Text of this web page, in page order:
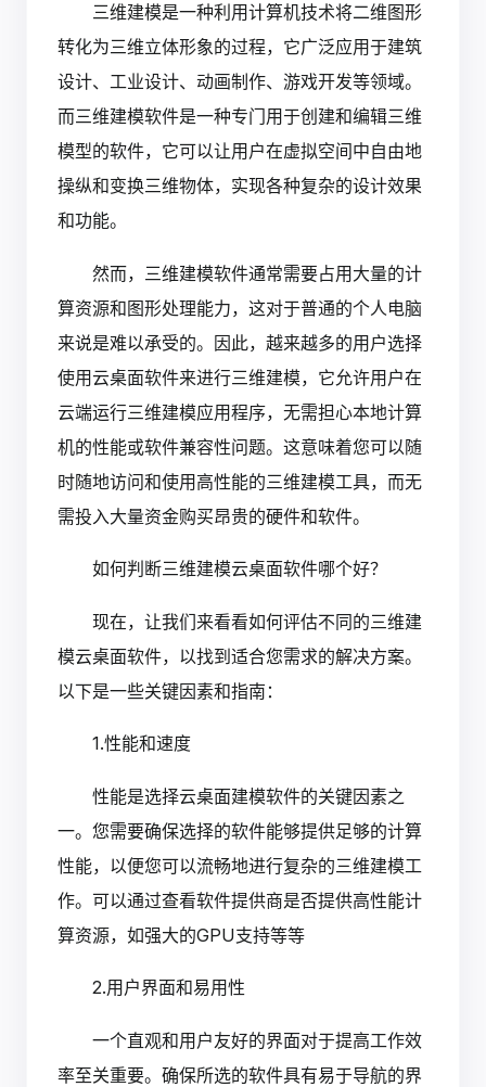
三维建模是一种利用计算机技术将二维图形
转化为三维立体形象的过程，它广泛应用于建筑
设计、工业设计、动画制作、游戏开发等领域。
而三维建模软件是一种专门用于创建和编辑三维
模型的软件，它可以让用户在虚拟空间中自由地
操纵和变换三维物体，实现各种复杂的设计效果
和功能。
然而，三维建模软件通常需要占用大量的计
算资源和图形处理能力，这对于普通的个人电脑
来说是难以承受的。因此，越来越多的用户选择
使用云桌面软件来进行三维建模，它允许用户在
云端运行三维建模应用程序，无需担心本地计算
机的性能或软件兼容性问题。这意味着您可以随
时随地访问和使用高性能的三维建模工具，而无
需投入大量资金购买昂贵的硬件和软件。
如何判断三维建模云桌面软件哪个好？
现在，让我们来看看如何评估不同的三维建
模云桌面软件，以找到适合您需求的解决方案。
以下是一些关键因素和指南：
1.性能和速度
性能是选择云桌面建模软件的关键因素之
一。您需要确保选择的软件能够提供足够的计算
性能，以便您可以流畅地进行复杂的三维建模工
作。可以通过查看软件提供商是否提供高性能计
算资源，如强大的GPU支持等等
2.用户界面和易用性
一个直观和用户友好的界面对于提高工作效
率至关重要。确保所选的软件具有易于导航的界